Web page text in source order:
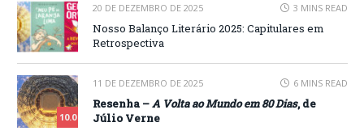
20 DE DEZEMBRO DE 2025 3 MINS READ
Nosso Balanço Literário 2025: Capitulares em
Retrospectiva
10.0
11 DE DEZEMBRO DE 2025 6 MINS READ
Resenha –A Volta ao Mundo em 80 Dias, de
Júlio Verne